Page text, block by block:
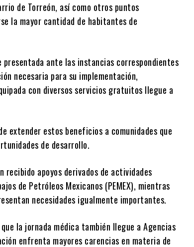
de Torreón, así como otros puntos
la mayor cantidad de habitantes de
ante las instancias correspondientes
necesaria para su implementación,
con diversos servicios gratuitos llegue a
extender estos beneficios a comunidades que
de desarrollo.
recibido apoyos derivados de actividades
de Petróleos Mexicanos (PEMEX), mientras
necesidades igualmente importantes.
la jornada médica también llegue a Agencias
enfrenta mayores carencias en materia de